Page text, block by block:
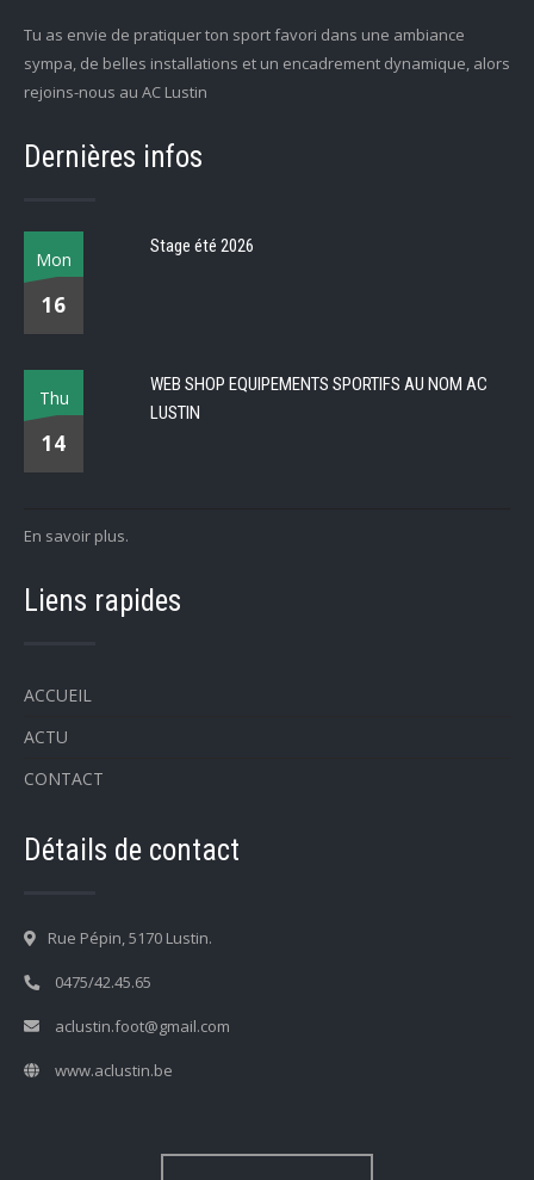
Tu as envie de pratiquer ton sport favori dans une ambiance
sympa, de belles installations et un encadrement dynamique, alors
rejoins-nous au AC Lustin
Dernières infos
Mon
16
Stage été 2026
Thu
14
WEB SHOP EQUIPEMENTS SPORTIFS AU NOM AC
LUSTIN
En savoir plus.
Liens rapides
ACCUEIL
ACTU
CONTACT
Détails de contact
Rue Pépin, 5170 Lustin.
0475/42.45.65
aclustin.foot@gmail.com
www.aclustin.be